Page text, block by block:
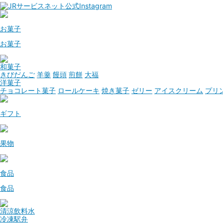
お菓子
お菓子
和菓子
きびだんご 羊羹 饅頭 煎餅 大福
洋菓子
チョコレート菓子 ロールケーキ 焼き菓子 ゼリー アイスクリーム プリ
ギフト
果物
食品
食品
清涼飲料水
冷凍駅弁